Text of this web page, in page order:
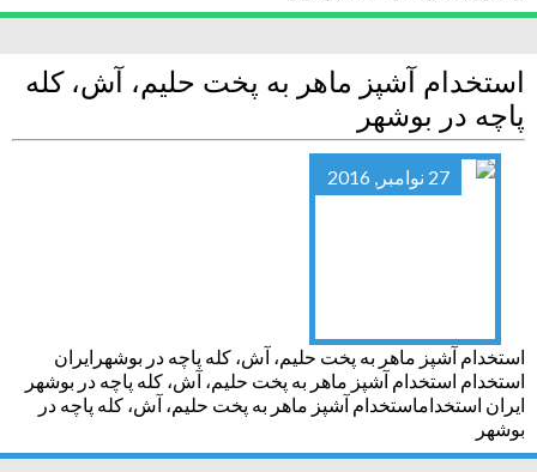
استخدام آشپز ماهر به پخت حلیم، آش، کله
پاچه در بوشهر
27 نوامبر, 2016
استخدام آشپز ماهر به پخت حلیم، آش، کله پاچه در بوشهرایران
استخدام استخدام آشپز ماهر به پخت حلیم، آش، کله پاچه در بوشهر
ایران استخداماستخدام آشپز ماهر به پخت حلیم، آش، کله پاچه در
بوشهر